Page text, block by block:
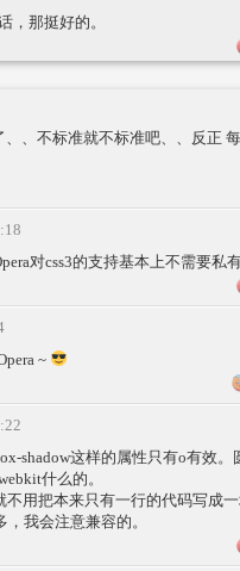
，那挺好的。
、、不标准就不标准吧、、反正
对css3的支持基本上不需要私
~
shadow这样的属性只有o有效。
什么的。
不用把本来只有一行的代码写成
我会注意兼容的。